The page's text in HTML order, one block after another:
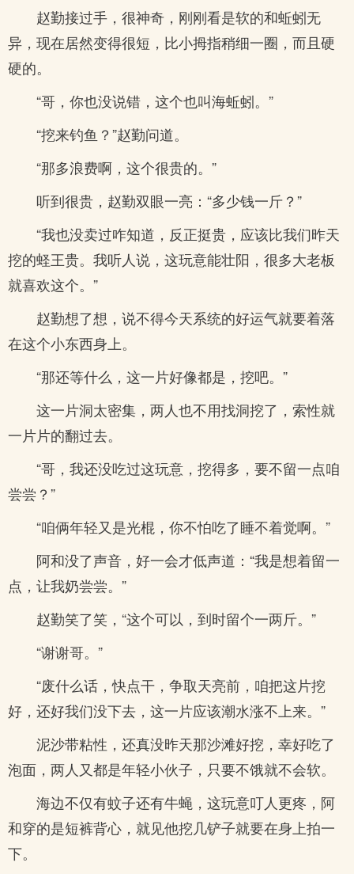
赵勤接过手，很神奇，刚刚看是软的和蚯蚓无
异，现在居然变得很短，比小拇指稍细一圈，而且硬
硬的。
“哥，你也没说错，这个也叫海蚯蚓。”
“挖来钓鱼？”赵勤问道。
“那多浪费啊，这个很贵的。”
听到很贵，赵勤双眼一亮：“多少钱一斤？”
“我也没卖过咋知道，反正挺贵，应该比我们昨天
挖的蛏王贵。我听人说，这玩意能壮阳，很多大老板
就喜欢这个。”
赵勤想了想，说不得今天系统的好运气就要着落
在这个小东西身上。
“那还等什么，这一片好像都是，挖吧。”
这一片洞太密集，两人也不用找洞挖了，索性就
一片片的翻过去。
“哥，我还没吃过这玩意，挖得多，要不留一点咱
尝尝？”
“咱俩年轻又是光棍，你不怕吃了睡不着觉啊。”
阿和没了声音，好一会才低声道：“我是想着留一
点，让我奶尝尝。”
赵勤笑了笑，“这个可以，到时留个一两斤。”
“谢谢哥。”
“废什么话，快点干，争取天亮前，咱把这片挖
好，还好我们没下去，这一片应该潮水涨不上来。”
泥沙带粘性，还真没昨天那沙滩好挖，幸好吃了
泡面，两人又都是年轻小伙子，只要不饿就不会软。
海边不仅有蚊子还有牛蝇，这玩意叮人更疼，阿
和穿的是短裤背心，就见他挖几铲子就要在身上拍一
下。